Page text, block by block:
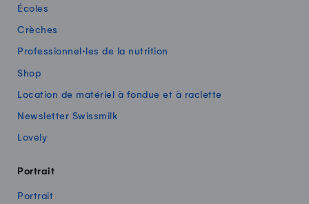
Écoles
Crèches
Professionnel·les de la nutrition
Shop
Location de matériel à fondue et à raclette
Newsletter Swissmilk
Lovely
Portrait
Portrait